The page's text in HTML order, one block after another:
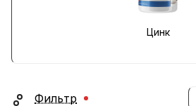
Цинк
Фильтр